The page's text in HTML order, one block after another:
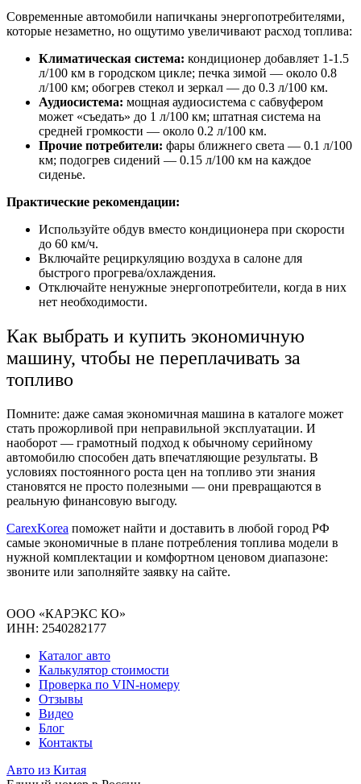
Современные автомобили напичканы энергопотребителями,
которые незаметно, но ощутимо увеличивают расход топлива:
Климатическая система: кондиционер добавляет 1-1.5
л/100 км в городском цикле; печка зимой — около 0.8
л/100 км; обогрев стекол и зеркал — до 0.3 л/100 км.
Аудиосистема: мощная аудиосистема с сабвуфером
может «съедать» до 1 л/100 км; штатная система на
средней громкости — около 0.2 л/100 км.
Прочие потребители: фары ближнего света — 0.1 л/100
км; подогрев сидений — 0.15 л/100 км на каждое
сиденье.
Практические рекомендации:
Используйте обдув вместо кондиционера при скорости
до 60 км/ч.
Включайте рециркуляцию воздуха в салоне для
быстрого прогрева/охлаждения.
Отключайте ненужные энергопотребители, когда в них
нет необходимости.
Как выбрать и купить экономичную
машину, чтобы не переплачивать за
топливо
Помните: даже самая экономичная машина в каталоге может
стать прожорливой при неправильной эксплуатации. И
наоборот — грамотный подход к обычному серийному
автомобилю способен дать впечатляющие результаты. В
условиях постоянного роста цен на топливо эти знания
становятся не просто полезными — они превращаются в
реальную финансовую выгоду.
CarexKorea поможет найти и доставить в любой город РФ
самые экономичные в плане потребления топлива модели в
нужной комплектации и комфортном ценовом диапазоне:
звоните или заполняйте заявку на сайте.
ООО «КАРЭКС КО»
ИНН: 2540282177
Каталог авто
Калькулятор стоимости
Проверка по VIN-номеру
Отзывы
Видео
Блог
Контакты
Авто из Китая